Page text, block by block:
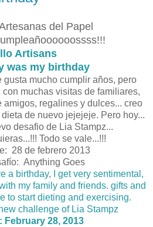
del Papel
Artisans
was my birthday
gusta mucho cumplir años, pero
muchas visitas de familiares,
amigos, regalines y dulces... creo
de nuevo jejejeje. Pero hoy...
desafio de Lia Stampz...
Todo se vale...!!!
28 de febrero 2013
Anything Goes
a birthday, I get very sentimental,
my family and friends. gifts and
to start dieting and exercising.
challenge of Lia Stampz
February 28, 2013